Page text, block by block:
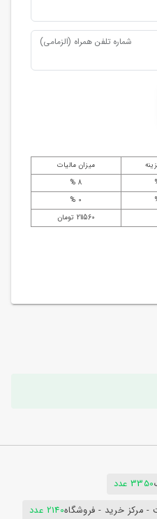
شماره تلفن همراه (الزمامی)
میزان مالیات
8 %
0 %
211560 تومان
3350 عدد
- مرکز خرید - فروشگاه2140 عدد